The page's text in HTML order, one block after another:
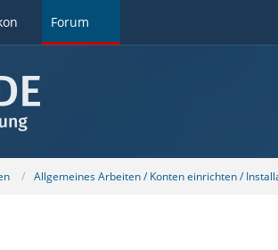
Forum
Allgemeines Arbeiten / Konten einrichten /